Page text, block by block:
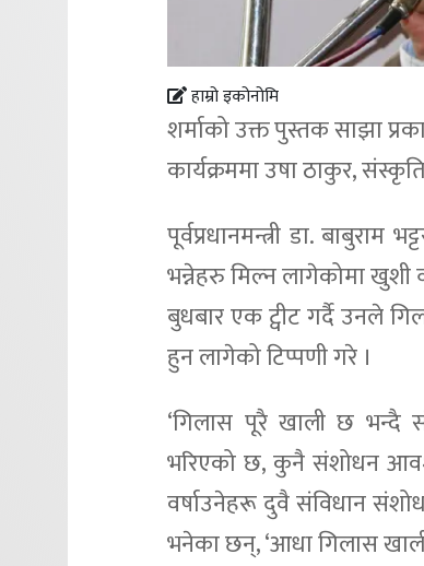
हाम्रो इकोनोमि
शर्माको उक्त पुस्तक साझा
कार्यक्रममा उषा ठाकुर,
पूर्वप्रधानमन्त्री डा.
भन्नेहरु मिल्न लागेकोमा खुशी
बुधबार एक ट्वीट गर्दै उनले
हुन लागेको टिप्पणी गरे ।
‘गिलास पूरै खाली छ भन्दै
भरिएको छ, कुनै संशोधन
वर्षाउनेहरू दुवै संविधान
भनेका छन्, ‘आधा गिलास